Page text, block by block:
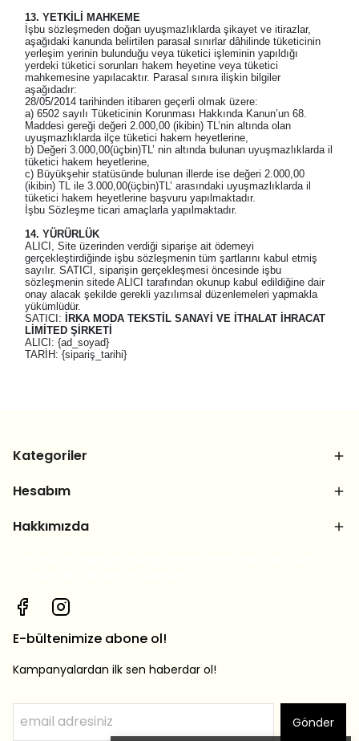
13. YETKİLİ MAHKEME
İşbu sözleşmeden doğan uyuşmazlıklarda şikayet ve itirazlar,
aşağıdaki kanunda belirtilen parasal sınırlar dâhilinde tüketicinin
yerleşim yerinin bulunduğu veya tüketici işleminin yapıldığı
yerdeki tüketici sorunları hakem heyetine veya tüketici
mahkemesine yapılacaktır. Parasal sınıra ilişkin bilgiler
aşağıdadır:
28/05/2014 tarihinden itibaren geçerli olmak üzere:
a) 6502 sayılı Tüketicinin Korunması Hakkında Kanun’un 68.
Maddesi gereği değeri 2.000,00 (ikibin) TL’nin altında olan
uyuşmazlıklarda ilçe tüketici hakem heyetlerine,
b) Değeri 3.000,00(üçbin)TL’ nin altında bulunan uyuşmazlıklarda il
tüketici hakem heyetlerine,
c) Büyükşehir statüsünde bulunan illerde ise değeri 2.000,00
(ikibin) TL ile 3.000,00(üçbin)TL’ arasındaki uyuşmazlıklarda il
tüketici hakem heyetlerine başvuru yapılmaktadır.
İşbu Sözleşme ticari amaçlarla yapılmaktadır.
14. YÜRÜRLÜK
ALICI, Site üzerinden verdiği siparişe ait ödemeyi
gerçekleştirdiğinde işbu sözleşmenin tüm şartlarını kabul etmiş
sayılır. SATICI, siparişin gerçekleşmesi öncesinde işbu
sözleşmenin sitede ALICI tarafından okunup kabul edildiğine dair
onay alacak şekilde gerekli yazılımsal düzenlemeleri yapmakla
yükümlüdür.
SATICI:
İRKA MODA TEKSTİL SANAYİ VE İTHALAT İHRACAT
LİMİTED ŞİRKETİ
ALICI: {ad_soyad}
TARİH: {sipariş_tarihi}
Kategoriler
Hesabım
Hakkımızda
E-bültenimize abone ol!
Kampanyalardan ilk sen haberdar ol!
Gönder